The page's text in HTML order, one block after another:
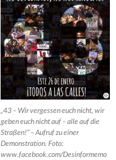
„43 – Wir vergessen euch nicht, wir
geben euch nicht auf – alle auf die
Straßen!“ – Aufruf zu einer
Demonstration. Foto:
www.facebook.com/Desinformemo